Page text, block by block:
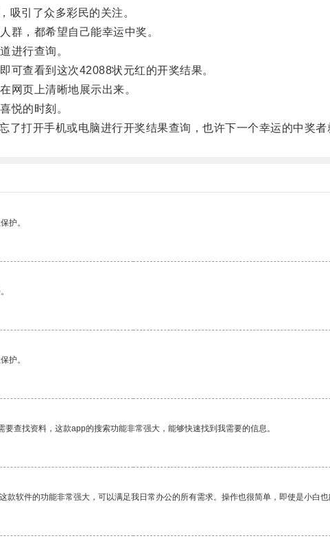
引了众多彩民的关注。
，都希望自己能幸运中奖。
进行查询。
查看到这次42088状元红的开奖结果。
页上清晰地展示出来。
悦的时刻。
打开手机或电脑进行开奖结果查询，也许下一个幸运的中奖者
护。
护。
查找资料，这款app的搜索功能非常强大，能够快速找到我需要的信息。
软件的功能非常强大，可以满足我日常办公的所有需求。操作也很简单，即使是小白也